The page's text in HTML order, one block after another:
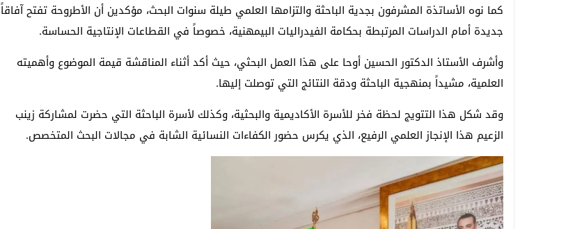
كما نوه الأساتذة المشرفون بجدية الباحثة والتزامها العلمي طيلة سنوات البحث، مؤكدين أن الأطروحة تفتح آفاقاً
جديدة أمام الدراسات المرتبطة بحكامة الفيدراليات البيمهنية، خصوصاً في القطاعات الإنتاجية الحساسة.
وأشرف الأستاذ الدكتور الحسين أوحا على هذا العمل البحثي، حيث أكد أثناء المناقشة قيمة الموضوع وأهميته
العلمية، مشيداً بمنهجية الباحثة ودقة النتائج التي توصلت إليها.
وقد شكل هذا التتويج لحظة فخر للأسرة الأكاديمية والبحثية، وكذلك لأسرة الباحثة التي حضرت لمشاركة زينب
الزعيم هذا الإنجاز العلمي الرفيع، الذي يكرس حضور الكفاءات النسائية الشابة في مجالات البحث المتخصص.